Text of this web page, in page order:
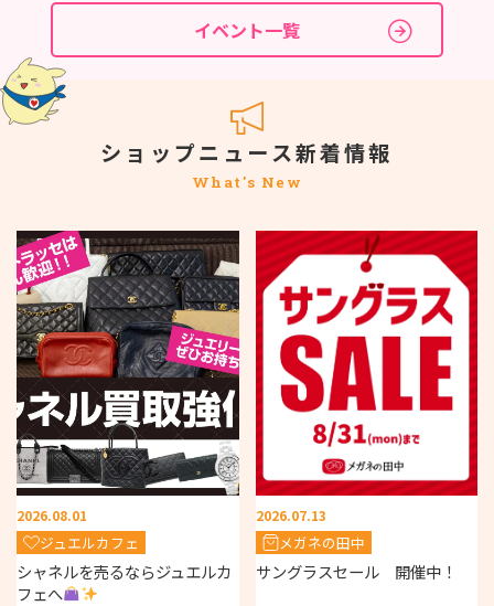
イベント一覧
ショップニュース新着情報
What's New
2026.08.01
ジュエルカフェ
シャネルを売るならジュエルカ
フェへ
2026.07.13
メガネの田中
サングラスセール 開催中！